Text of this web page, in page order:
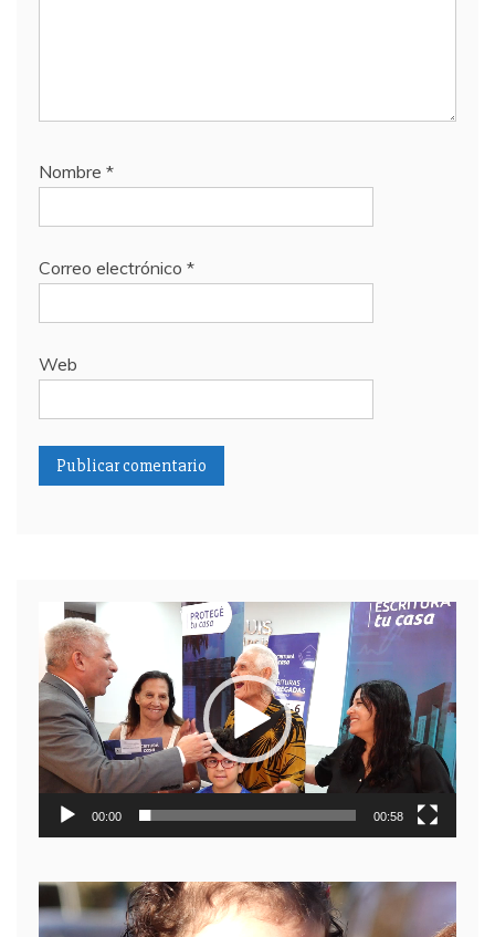
Nombre *
Correo electrónico *
Web
Reproductor
de
video
00:00 00:58
Reproductor
de